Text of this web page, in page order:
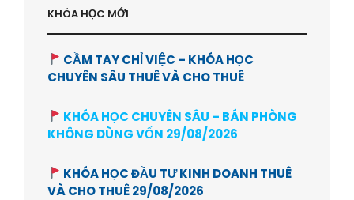
KHÓA HỌC MỚI
CẦM TAY CHỈ VIỆC – KHÓA HỌC
CHUYÊN SÂU THUÊ VÀ CHO THUÊ
KHÓA HỌC CHUYÊN SÂU – BÁN PHÒNG
KHÔNG DÙNG VỐN 29/08/2026
KHÓA HỌC ĐẦU TƯ KINH DOANH THUÊ
VÀ CHO THUÊ 29/08/2026